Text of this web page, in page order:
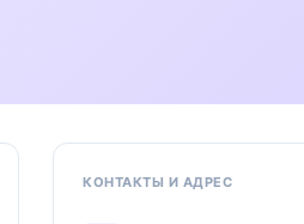
КОНТАКТЫ И АДРЕС